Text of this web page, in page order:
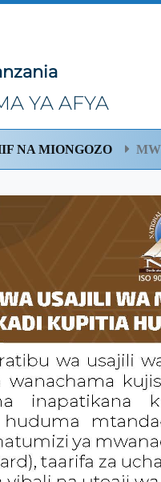
YA AFYA
NA MIONGOZO